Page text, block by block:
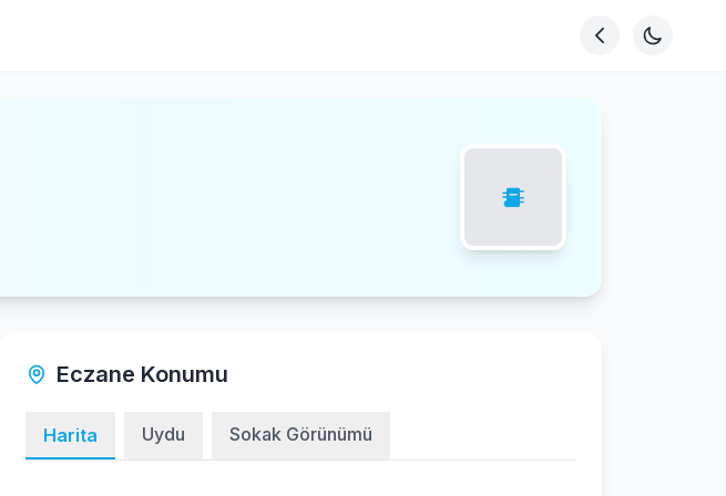
Eczane Konumu
Harita Uydu Sokak Görünümü